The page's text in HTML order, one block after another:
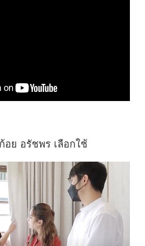
ย อรัชพร เลือกใช้